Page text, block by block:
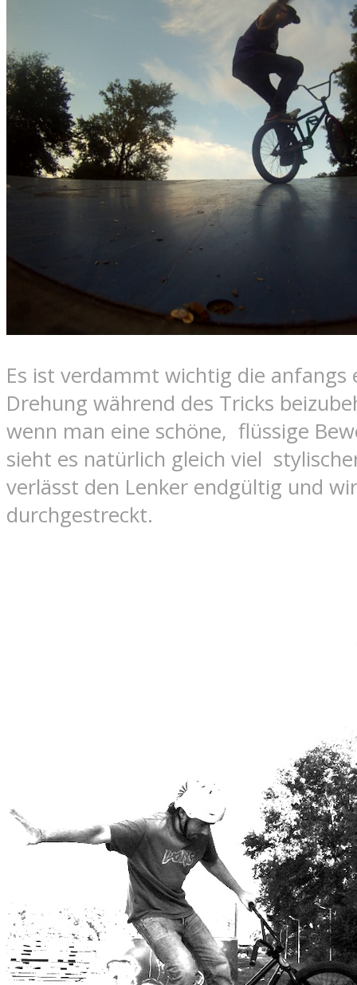
Es ist verdammt wichtig die anfangs
Drehung während des Tricks
wenn man eine schöne, flüssige
sieht es natürlich gleich viel
verlässt den Lenker endgültig und
durchgestreckt.